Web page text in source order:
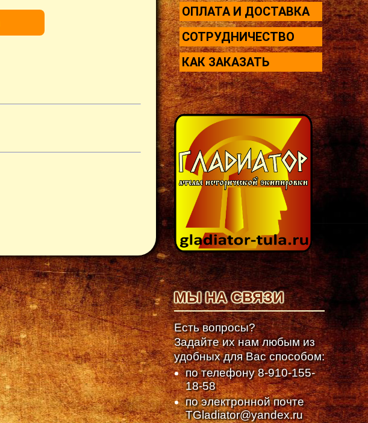
ОПЛАТА И ДОСТАВКА
СОТРУДНИЧЕСТВО
КАК ЗАКАЗАТЬ
МЫ НА СВЯЗИ
Есть вопросы?
Задайте их нам любым из
удобных для Вас способом:
по телефону8-910-155-
18-58
по электронной почте
TGladiator@yandex.ru